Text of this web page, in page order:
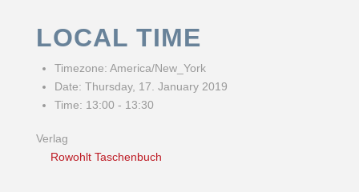
LOCAL TIME
Timezone: America/New_York
Date: Thursday, 17. January 2019
Time: 13:00 - 13:30
Verlag
Rowohlt Taschenbuch